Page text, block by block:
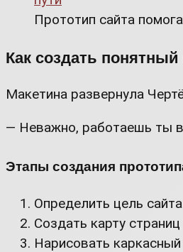
Прототип сайта
Как создать понятный
Макетина развернула
— Неважно, работаешь ты в
Этапы создания
Определить цель
Создать карту
Нарисовать